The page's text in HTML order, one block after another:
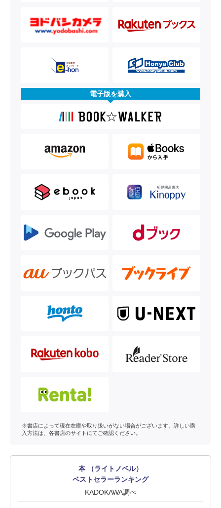
電子版を購入
※書店によって現在在庫や取り扱いがない場合がございます。詳しい購
入方法は、各書店のサイトにてご確認ください。
本 （ライトノベル）
ベストセラーランキング
KADOKAWA調べ